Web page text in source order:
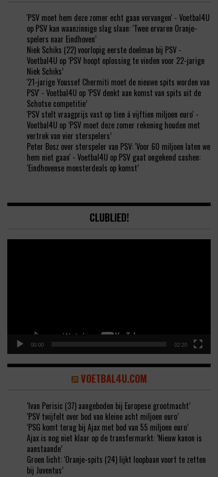
'PSV moet hem deze zomer echt gaan vervangen' - Voetbal4U
op PSV kan waanzinnige slag slaan: ‘Twee ervaren Oranje-
spelers naar Eindhoven’
Niek Schiks (22) voorlopig eerste doelman bij PSV -
Voetbal4U op ‘PSV hoopt oplossing te vinden voor 22-jarige
Niek Schiks’
'21-jarige Youssef Chermiti moet de nieuwe spits worden van
PSV' - Voetbal4U op ‘PSV denkt aan komst van spits uit de
Schotse competitie’
'PSV stelt vraagprijs vast op tien á vijftien miljoen euro' -
Voetbal4U op ‘PSV moet deze zomer rekening houden met
vertrek van vier sterspelers’
Peter Bosz over sterspeler van PSV: 'Voor 60 miljoen laten we
hem niet gaan' - Voetbal4U op PSV gaat ongekend cashen:
‘Eindhovense monsterdeals op komst’
CLUBLIED!
00:00 02:20
VOETBAL4U.COM
‘Ivan Perisic (37) aangeboden bij Europese grootmacht’
‘PSV twijfelt over bod van kleine acht miljoen euro’
‘PSG komt terug bij Ajax met bod van 55 miljoen euro’
Ajax is nog niet klaar op de transfermarkt: ‘Nieuw kanon is
aanstaande’
Groen licht: ‘Oranje-spits (24) lijkt loopbaan voort te zetten
bij Juventus’